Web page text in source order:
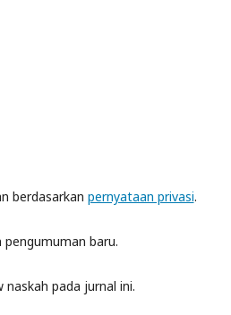
berdasarkan pernyataan privasi.
baru.
naskah pada jurnal ini.